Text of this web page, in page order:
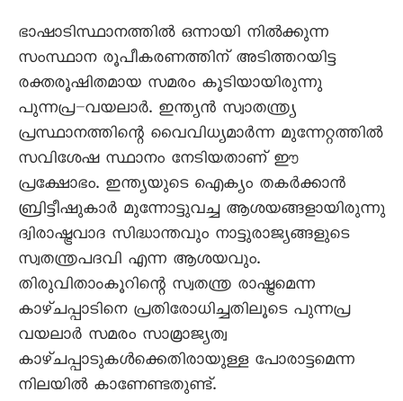
ഭാഷാടിസ്ഥാനത്തില്‍ ഒന്നായി നില്‍ക്കുന്ന
സംസ്ഥാന രൂപീകരണത്തിന് അടിത്തറയിട്ട
രക്തരൂഷിതമായ സമരം കൂടിയായിരുന്നു
പുന്നപ്ര–വയലാര്‍. ഇന്ത്യന്‍ സ്വാതന്ത്ര്യ
പ്രസ്ഥാനത്തിന്റെ വൈവിധ്യമാര്‍ന്ന മുന്നേറ്റത്തില്‍
സവിശേഷ സ്ഥാനം നേടിയതാണ് ഈ
പ്രക്ഷോഭം. ഇന്ത്യയുടെ ഐക്യം തകര്‍ക്കാന്‍
ബ്രിട്ടീഷുകാര്‍ മുന്നോട്ടുവച്ച ആശയങ്ങളായിരുന്നു
ദ്വിരാഷ്ട്രവാദ സിദ്ധാന്തവും നാട്ടുരാജ്യങ്ങളുടെ
സ്വതന്ത്രപദവി എന്ന ആശയവും.
തിരുവിതാംകൂറിന്റെ സ്വതന്ത്ര രാഷ്ട്രമെന്ന
കാഴ്ചപ്പാടിനെ പ്രതിരോധിച്ചതിലൂടെ പുന്നപ്ര
വയലാര്‍ സമരം സാമ്രാജ്യത്വ
കാഴ്ചപ്പാടുകള്‍ക്കെതിരായുള്ള പോരാട്ടമെന്ന
നിലയില്‍ കാണേണ്ടതുണ്ട്.